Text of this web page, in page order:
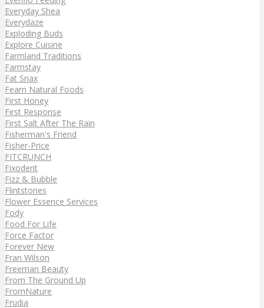
Everyday Shea
Everydaze
Exploding Buds
Explore Cuisine
Farmland Traditions
Farmstay
Fat Snax
Fearn Natural Foods
First Honey
First Response
First Salt After The Rain
Fisherman's Friend
Fisher-Price
FITCRUNCH
Fixodent
Fizz & Bubble
Flintstones
Flower Essence Services
Fody
Food For Life
Force Factor
Forever New
Fran Wilson
Freeman Beauty
From The Ground Up
FromNature
Frudia